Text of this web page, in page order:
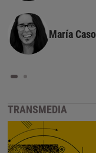
María Caso
TRANSMEDIA